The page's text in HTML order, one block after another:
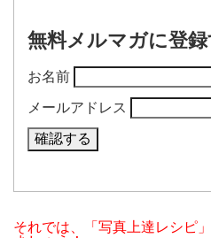
無料メルマガに登録
お名前
メールアドレス
それでは、「写真上達レシピ